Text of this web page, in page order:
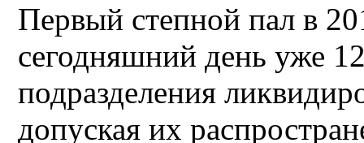
Первый степной пал в
сегодняшний день уже
подразделения
допуская их